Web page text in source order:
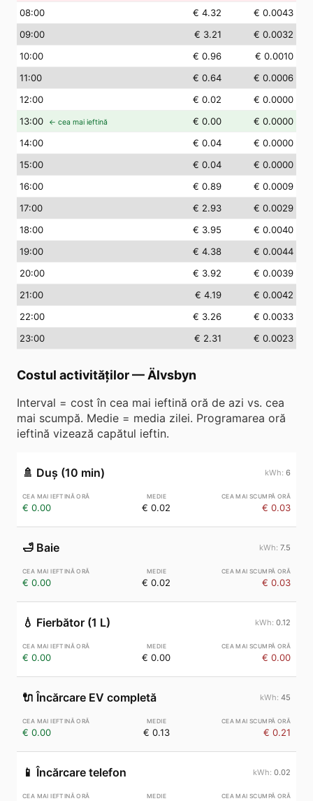
08:00 € 4.32
€ 0.0043
09:00 € 3.21
€ 0.0032
10:00 € 0.96
€ 0.0010
11:00 € 0.64
€ 0.0006
12:00 € 0.02
€ 0.0000
13:00 ← cea mai ieftină € 0.00
€ 0.0000
14:00 € 0.04
€ 0.0000
15:00 € 0.04
€ 0.0000
16:00 € 0.89
€ 0.0009
17:00 € 2.93
€ 0.0029
18:00 € 3.95
€ 0.0040
19:00 € 4.38
€ 0.0044
20:00 € 3.92
€ 0.0039
21:00 € 4.19
€ 0.0042
22:00 € 3.26
€ 0.0033
23:00 € 2.31 € 0.0023
Costul activităților— Älvsbyn
Interval = cost în cea mai ieftină oră de azi vs. cea
mai scumpă. Medie = media zilei. Programarea oră
ieftină vizează capătul ieftin.
🚿 Duș (10 min) 6
€ 0.00 € 0.02 € 0.03
🛁 Baie 7.5
€ 0.00 € 0.02 € 0.03
💧 Fierbător (1 L) 0.12
€ 0.00 € 0.00 € 0.00
🔌 Încărcare EV completă 45
€ 0.00 € 0.13 € 0.21
📱 Încărcare telefon 0.02